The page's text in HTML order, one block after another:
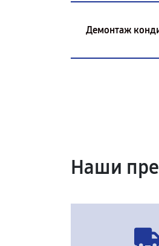
Демонтаж
Наши